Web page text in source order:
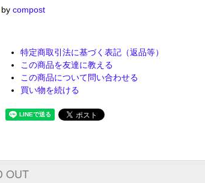
by compost
特定商取引法に基づく表記（返品等）
この商品を友達に教える
この商品について問い合わせる
買い物を続ける
OUT